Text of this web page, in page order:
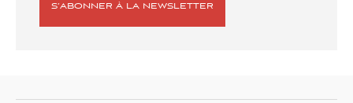
S’ABONNER À LA NEWSLETTER